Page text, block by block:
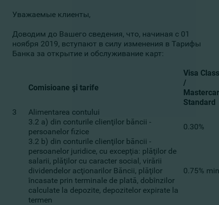
Уважаемые клиенты,
Доводим до Вашего сведения, что, начиная с 01
ноября 2019, вступают в силу изменения в Тарифы
Банка за открытие и обслуживание карт:
Comisioane şi tarife
Visa
/
Standard
3
Alimentarea contului
3.2 a) din conturile clienţilor băncii -
persoanelor fizice
0.30%
3.2 b) din conturile clienţilor băncii -
persoanelor juridice, cu excepţia: plăţilor de
salarii, plăţilor cu caracter social, virării
dividendelor acţionarilor Băncii, plăţilor
încasate prin terminale de plată, dobînzilor
calculate la depozite, depozitelor expirate la
termen
0.75%